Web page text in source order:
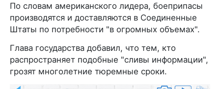
По словам американского лидера, боеприпасы
производятся и доставляются в Соединенные
Штаты по потребности "в огромных объемах".
Глава государства добавил, что тем, кто
распространяет подобные "сливы информации",
грозят многолетние тюремные сроки.